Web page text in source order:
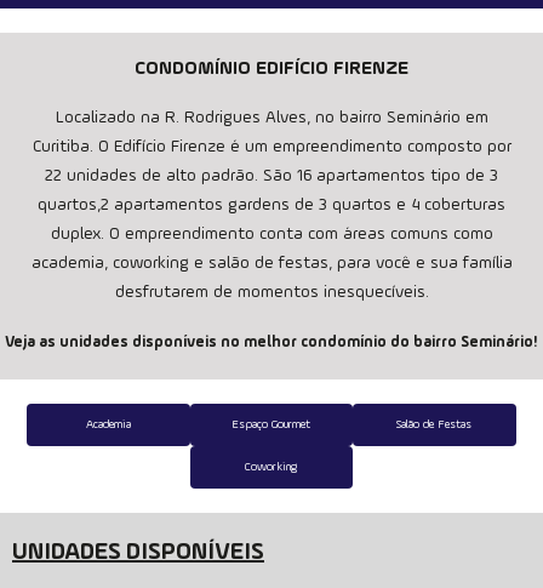
CONDOMÍNIO EDIFÍCIO FIRENZE
Localizado na R. Rodrigues Alves, no bairro Seminário em
Curitiba. O Edifício Firenze é um empreendimento composto por
22 unidades de alto padrão. São 16 apartamentos tipo de 3
quartos,2 apartamentos gardens de 3 quartos e 4 coberturas
duplex. O empreendimento conta com áreas comuns como
academia, coworking e salão de festas, para você e sua família
desfrutarem de momentos inesquecíveis.
Veja as unidades disponíveis no melhor condomínio do bairro Seminário!
Academia Espaço Gourmet Salão de Festas
Coworking
UNIDADES DISPONÍVEIS